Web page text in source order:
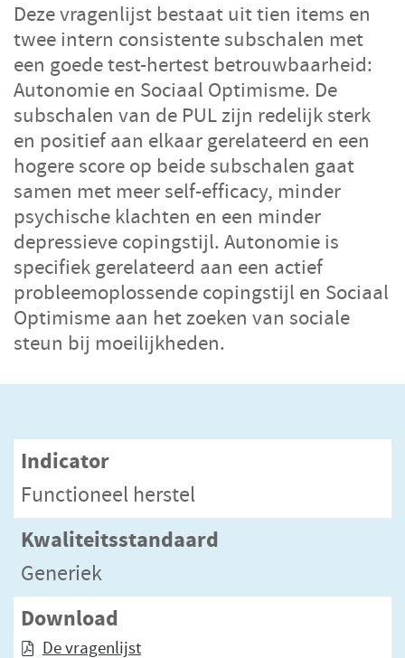
Deze vragenlijst bestaat uit tien items en
twee intern consistente subschalen met
een goede test-hertest betrouwbaarheid:
Autonomie en Sociaal Optimisme. De
subschalen van de PUL zijn redelijk sterk
en positief aan elkaar gerelateerd en een
hogere score op beide subschalen gaat
samen met meer self-efficacy, minder
psychische klachten en een minder
depressieve copingstijl. Autonomie is
specifiek gerelateerd aan een actief
probleemoplossende copingstijl en Sociaal
Optimisme aan het zoeken van sociale
steun bij moeilijkheden.
Indicator
Functioneel herstel
Kwaliteitsstandaard
Generiek
Download
De vragenlijst